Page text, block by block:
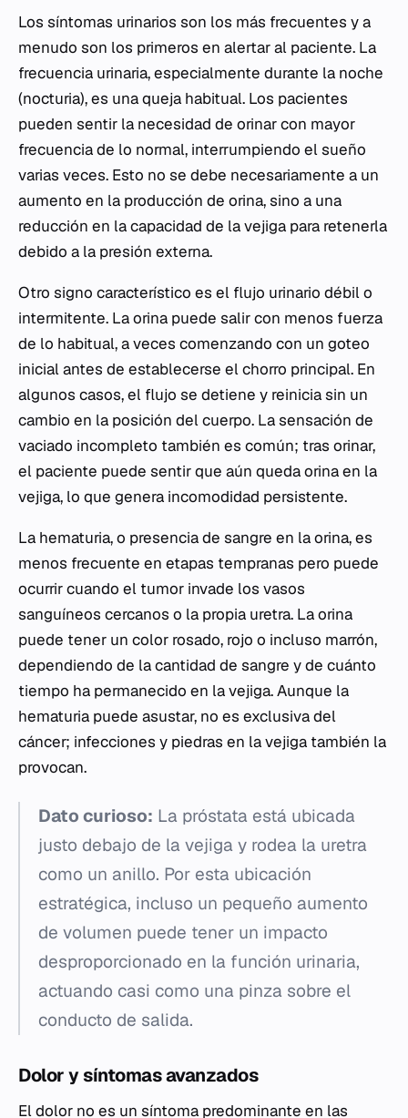
Los síntomas urinarios son los más frecuentes y a
menudo son los primeros en alertar al paciente. La
frecuencia urinaria, especialmente durante la noche
(nocturia), es una queja habitual. Los pacientes
pueden sentir la necesidad de orinar con mayor
frecuencia de lo normal, interrumpiendo el sueño
varias veces. Esto no se debe necesariamente a un
aumento en la producción de orina, sino a una
reducción en la capacidad de la vejiga para retenerla
debido a la presión externa.
Otro signo característico es el flujo urinario débil o
intermitente. La orina puede salir con menos fuerza
de lo habitual, a veces comenzando con un goteo
inicial antes de establecerse el chorro principal. En
algunos casos, el flujo se detiene y reinicia sin un
cambio en la posición del cuerpo. La sensación de
vaciado incompleto también es común; tras orinar,
el paciente puede sentir que aún queda orina en la
vejiga, lo que genera incomodidad persistente.
La hematuria, o presencia de sangre en la orina, es
menos frecuente en etapas tempranas pero puede
ocurrir cuando el tumor invade los vasos
sanguíneos cercanos o la propia uretra. La orina
puede tener un color rosado, rojo o incluso marrón,
dependiendo de la cantidad de sangre y de cuánto
tiempo ha permanecido en la vejiga. Aunque la
hematuria puede asustar, no es exclusiva del
cáncer; infecciones y piedras en la vejiga también la
provocan.
Dato curioso: La próstata está ubicada
justo debajo de la vejiga y rodea la uretra
como un anillo. Por esta ubicación
estratégica, incluso un pequeño aumento
de volumen puede tener un impacto
desproporcionado en la función urinaria,
actuando casi como una pinza sobre el
conducto de salida.
Dolor y síntomas avanzados
El dolor no es un síntoma predominante en las